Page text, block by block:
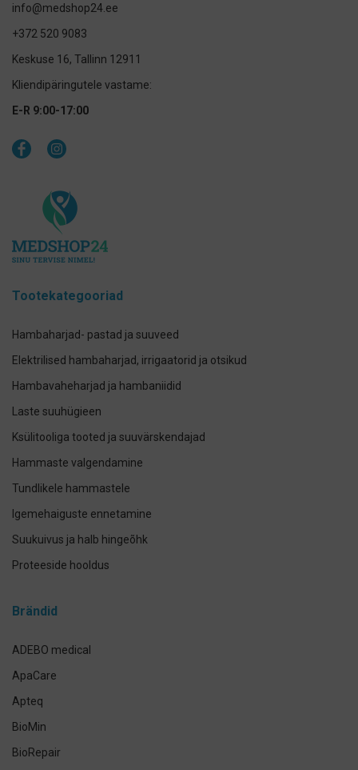
info@medshop24.ee
+372 520 9083
Keskuse 16, Tallinn 12911
Kliendipäringutele vastame:
E-R 9:00-17:00
Tootekategooriad
Hambaharjad- pastad ja suuveed
Elektrilised hambaharjad, irrigaatorid ja otsikud
Hambavaheharjad ja hambaniidid
Laste suuhügieen
Ksülitooliga tooted ja suuvärskendajad
Hammaste valgendamine
Tundlikele hammastele
Igemehaiguste ennetamine
Suukuivus ja halb hingeõhk
Proteeside hooldus
Implantaadi hooldus
Brändid
ADEBO medical
ApaCare
Apteq
BioMin
BioRepair